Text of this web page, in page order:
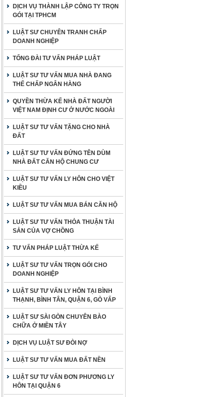
DỊCH VỤ THÀNH LẬP CÔNG TY TRỌN
GÓI TẠI TPHCM
LUẬT SƯ CHUYÊN TRANH CHẤP
DOANH NGHIỆP
TỔNG ĐÀI TƯ VẤN PHÁP LUẬT
LUẬT SƯ TƯ VẤN MUA NHÀ ĐANG
THẾ CHẤP NGÂN HÀNG
QUYỀN THỪA KẾ NHÀ ĐẤT NGƯỜI
VIỆT NAM ĐỊNH CƯ Ở NƯỚC NGOÀI
LUẬT SƯ TƯ VẤN TẶNG CHO NHÀ
ĐẤT
LUẬT SƯ TƯ VẤN ĐỨNG TÊN DÙM
NHÀ ĐẤT CĂN HỘ CHUNG CƯ
LUẬT SƯ TƯ VẤN LY HÔN CHO VIỆT
KIỀU
LUẬT SƯ TƯ VẤN MUA BÁN CĂN HỘ
LUẬT SƯ TƯ VẤN THỎA THUẬN TÀI
SẢN CỦA VỢ CHỒNG
TƯ VẤN PHÁP LUẬT THỪA KẾ
LUẬT SƯ TƯ VẤN TRỌN GÓI CHO
DOANH NGHIỆP
LUẬT SƯ TƯ VẤN LY HÔN TẠI BÌNH
THẠNH, BÌNH TÂN, QUẬN 6, GÒ VẤP
LUẬT SƯ SÀI GÒN CHUYÊN BÀO
CHỮA Ở MIỀN TÂY
DỊCH VỤ LUẬT SƯ ĐÒI NỢ
LUẬT SƯ TƯ VẤN MUA ĐẤT NỀN
LUẬT SƯ TƯ VẤN ĐƠN PHƯƠNG LY
HÔN TẠI QUẬN 6